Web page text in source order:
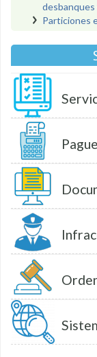
desbanques
Particiones